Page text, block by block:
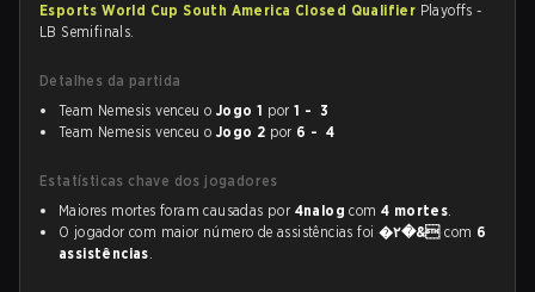
Esports World Cup South America Closed Qualifier Playoffs -
LB Semifinals.
Detalhes da partida
Team Nemesis venceu o Jogo 1 por1 - 3
Team Nemesis venceu o Jogo 2 por 6 - 4
Estatísticas chave dos jogadores
Maiores mortes foram causadas por 4nalog com4 mortes.
O jogador com maior número de assistências foi �۲�&com 6
assistências.